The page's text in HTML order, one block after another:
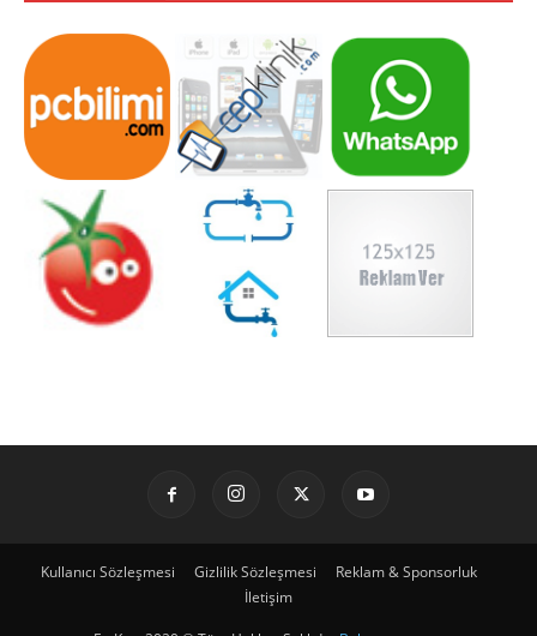
Kullanıcı Sözleşmesi Gizlilik Sözleşmesi
Reklam & Sponsorluk
İletişim